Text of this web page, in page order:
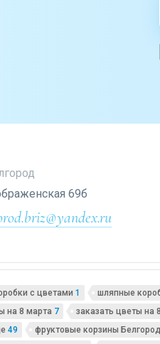
69б
с цветами 1 шляпные
на 8 марта 7 заказать цветы на
49 фруктовые корзины Белгород